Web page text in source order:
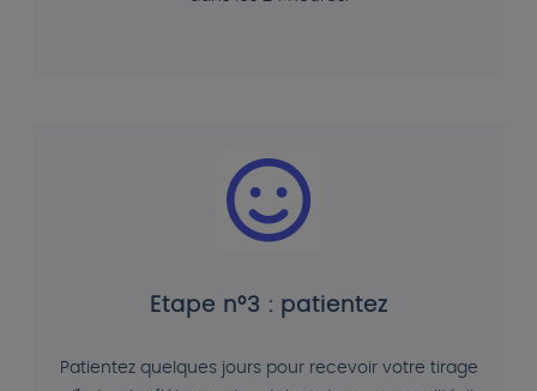
Etape n°3 : patientez
Patientez quelques jours pour recevoir votre tirage